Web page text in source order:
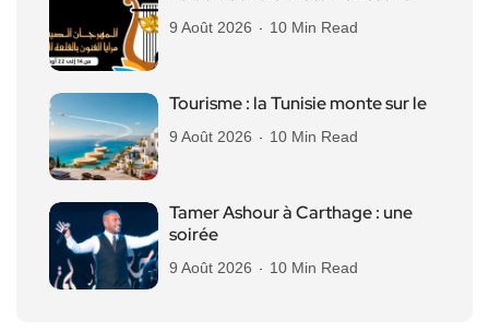
9 Août 2026 10 Min Read
Tourisme : la Tunisie monte sur le
9 Août 2026 10 Min Read
Tamer Ashour à Carthage : une
soirée
9 Août 2026 10 Min Read